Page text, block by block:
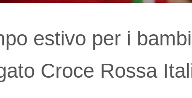
estivo per i
Croce Rossa